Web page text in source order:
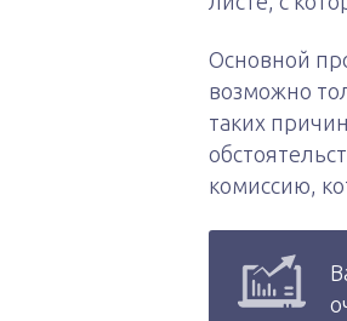
Основной
возможно
таких
комиссию,